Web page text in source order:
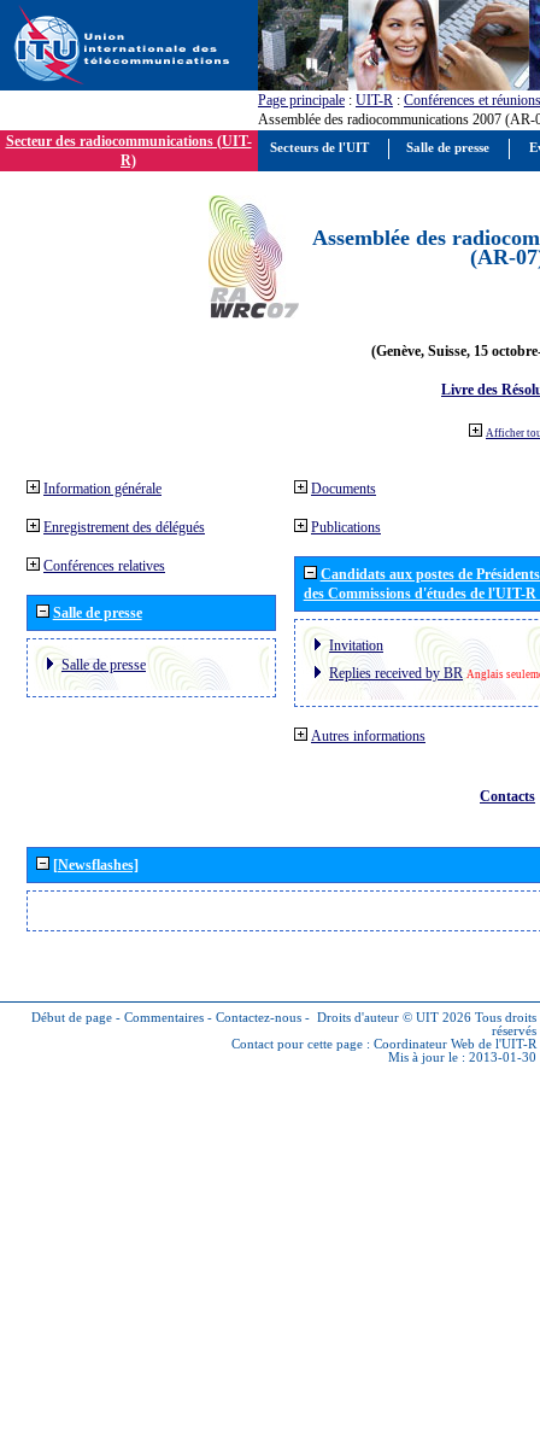
Page principale : UIT-R : Conférences et réunions
Assemblée des radiocommunications 2007 (AR-
Secteur des radiocommunications (UIT-
R)
Assemblée des
(AR-
(Genève, Suisse, 15
Livre des
Afficher
Information générale
Enregistrement des délégués
Conférences relatives
Salle de presse
Salle de presse
Documents
Publications
Candidats aux postes de
des Commissions d'études de l'UIT-
Invitation
Replies received by BR Anglais
Autres informations
Contacts
[Newsflashes]
Début de page - Commentaires - Contactez-nous - Droits d'auteur © UIT 2026 Tous droits
réservés
Contact pour cette page : Coordinateur Web de l'UIT-R
Mis à jour le : 2013-01-30
Secteurs de l'UIT Salle de presse